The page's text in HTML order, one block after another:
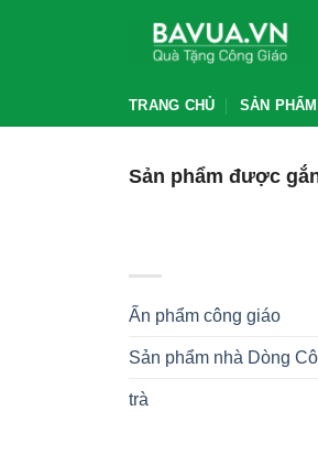
TRANG CHỦ SẢN PHẨM
Sản phẩm được
Ấn phẩm công giáo
Sản phẩm nhà Dòng
trà